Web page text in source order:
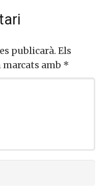
publicarà. Els
marcats amb *